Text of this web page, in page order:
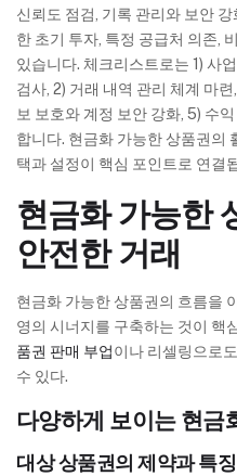
신뢰도 점검, 기록 관리와 보안
한 초기 투자, 특정 공급처 의존,
있습니다. 체크리스트로는 1) 사
검사, 2) 거래 내역 관리 체계 마
보 보호와 계정 보안 강화, 5) 수
합니다. 현금화 가능한 상품권의
택과 설정이 핵심 포인트로 연결
현금화 가능한
안전한 거래
현금화 가능한 상품권의 흐름을
영의 시너지를 구축하는 것이 핵
품권 판매 부업이나 리셀링으로
수 있다.
다양하게 보이는 현금
대상 상품권의 제약과 특징